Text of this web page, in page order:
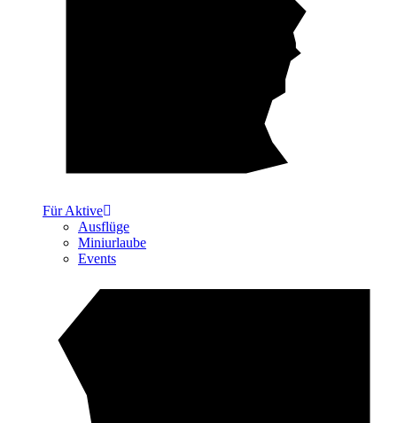
Für Aktive
Ausflüge
Miniurlaube
Events